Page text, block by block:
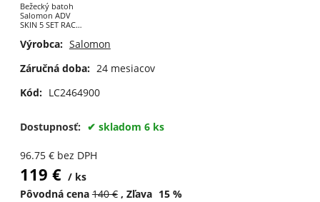
Bežecký batoh
Salomon ADV
SKIN 5 SET RACE
White
Výrobca: Salomon
Záručná doba: 24 mesiacov
Kód: LC2464900
Dostupnosť: skladom 6 ks
96.75€ bez DPH
119 €
ks
Pôvodná cena 140€ Zľava 15%